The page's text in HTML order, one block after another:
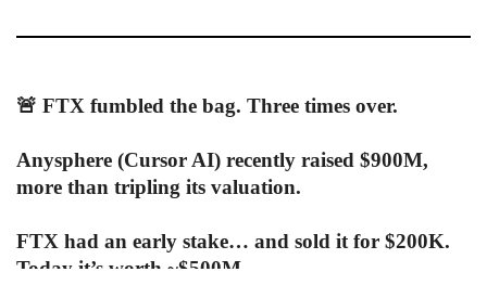
🚨 FTX fumbled the bag. Three times over.
Anysphere (Cursor AI) recently raised $900M,
more than tripling its valuation.
FTX had an early stake… and sold it for $200K.
Today it’s worth ~$500M.